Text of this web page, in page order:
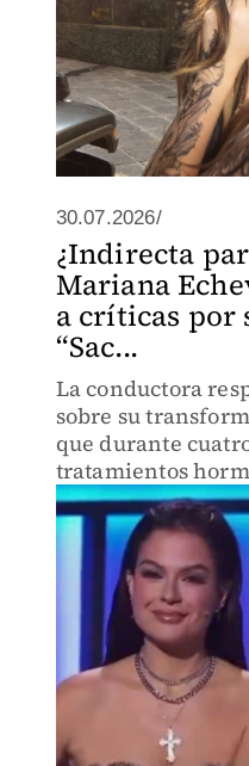
30.07.2026/
¿Indirecta
Mariana
a críticas por
“Sac...
La conductora
sobre su
que durante
tratamientos